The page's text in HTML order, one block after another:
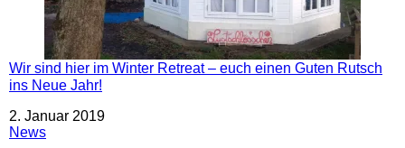
Wir sind hier im Winter Retreat – euch einen Guten Rutsch
ins Neue Jahr!
Datum
2. Januar 2019
In Bezug auf
News